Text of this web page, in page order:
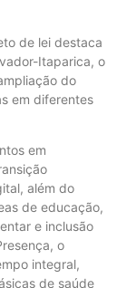
de lei destaca
Itaparica, o
do
em diferentes
em
além do
de educação,
e inclusão
o
integral,
de saúde